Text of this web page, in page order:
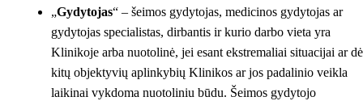
„Gydytojas“ – šeimos gydytojas, medicinos gydytojas ar
gydytojas specialistas, dirbantis ir kurio darbo vieta yra
Klinikoje arba nuotolinė, jei esant ekstremaliai situacijai ar
kitų objektyvių aplinkybių Klinikos ar jos padalinio veikla
laikinai vykdoma nuotoliniu būdu. Šeimos gydytojo